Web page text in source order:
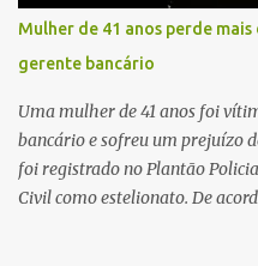
concessionária responsável
realizaram a sinalização da
vítima. No entanto, o óbito foi
acidente. A Polícia Militar
da ocorrência...
Mulher de 41 anos perde
gerente bancário
Uma mulher de 41 anos foi
bancário e sofreu um prejuízo
foi registrado no Plantão
Civil como estelionato. De